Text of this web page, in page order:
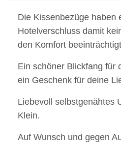
Die Kissenbezüge haben
Hotelverschluss damit
den Komfort beeinträchtigt
Ein schöner Blickfang für
ein Geschenk für deine
Liebevoll selbstgenähtes
Klein.
Auf Wunsch und gegen